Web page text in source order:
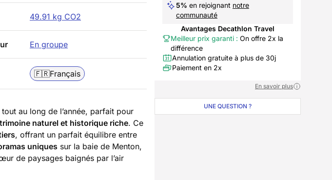
49.91 kg CO2
En groupe
🇫🇷Français
tout au long de l’année, parfait pour
naturel et historique riche. Ce
, offrant un parfait équilibre entre
uniques sur la baie de Menton,
de paysages baignés par l’air
5% en rejoignant notre
communauté
Avantages Decathlon Travel
Meilleur prix garanti : On offre 2x la
différence
Annulation gratuite à plus de 30j
Paiement en 2x
En savoir plus
UNE QUESTION ?